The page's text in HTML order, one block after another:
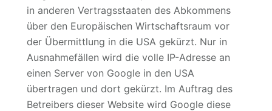
in anderen Vertragsstaaten des Abkommens
über den Europäischen Wirtschaftsraum vor
der Übermittlung in die USA gekürzt. Nur in
Ausnahmefällen wird die volle IP-Adresse an
einen Server von Google in den USA
übertragen und dort gekürzt. Im Auftrag des
Betreibers dieser Website wird Google diese